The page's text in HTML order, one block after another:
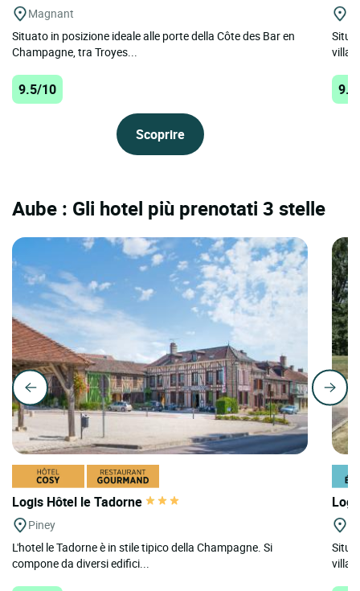
Magnant
Situato in posizione ideale alle porte della Côte des Bar en
Champagne, tra Troyes...
9.5/10
Scoprire
Aube : Gli hotel più prenotati 3 stelle
Logis Hôtel le Tadorne
Piney
L'hotel le Tadorne è in stile tipico della Champagne. Si
compone da diversi edifici...